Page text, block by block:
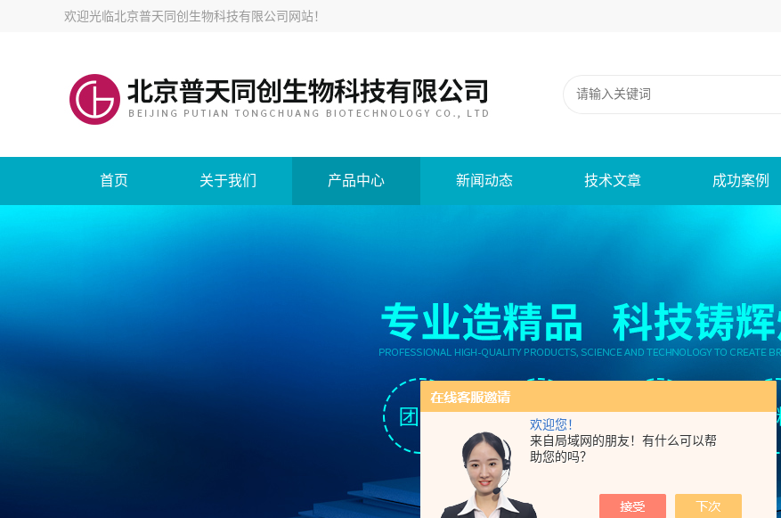
欢迎您！
来自局域网的朋友！有什么可以帮
助您的吗？
欢迎光临北京普天同创生物科技有限公司网站！
首页 关于我们 产品中心 新闻动态 技术文章 成功案例